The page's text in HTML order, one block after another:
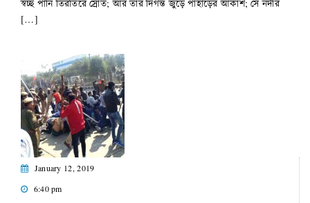
স্বচ্ছ পানি তিরতিরে স্রোত; আর তার দিগন্ত জুড়ে পাহাড়ের আকাশ; সে নদীর
[…]
January 12, 2019
6:40 pm